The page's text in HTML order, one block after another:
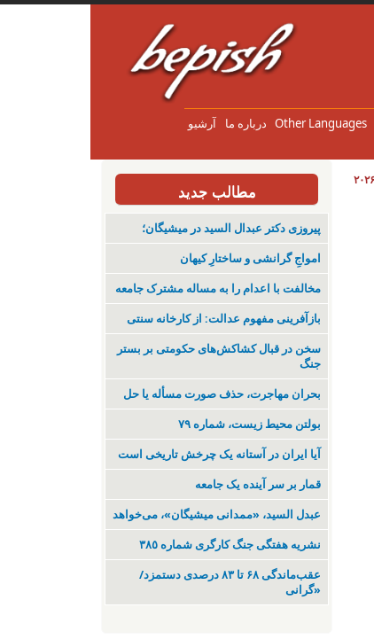
Other Languages درباره ما آرشیو
مطالب جدید
پیروزی دکتر عبدال السید در میشیگان؛
‌امواجِ گرانشی و ساختارِ کیهان
مخالفت با اعدام را به مساله مشترک جامعه
بازآفرینی مفهوم عدالت: از کارخانه سنتی
سخن در قبال کشاکش‌های حکومتی بر بستر
جنگ
بحران مهاجرت‌، حذف صورت مسأله یا حل
بولتن محیط زیست، شماره ۷۹
آیا ایران در آستانه یک چرخش تاریخی است
قمار بر سر آینده یک جامعه
عبدل السید، «ممدانی میشیگان»، می‌خواهد
نشریە هفتگی جنگ کارگری شمارە ٣٨٥
عقب‌ماندگی ۶۸ تا ۸۳ درصدی دستمزد/
«گرانی